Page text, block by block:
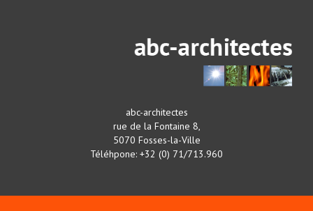
abc-architectes
rue de la Fontaine 8,
5070 Fosses-la-Ville
Téléhpone: +32 (0) 71/713.960